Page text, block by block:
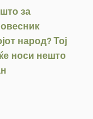
за
народ? Тој
носи нешто